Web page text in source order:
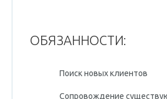
ОБЯЗАННОСТИ:
Поиск новых клиентов
Сопровождение